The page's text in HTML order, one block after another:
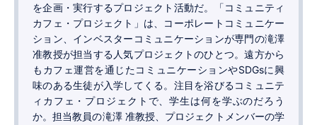
を企画・実行するプロジェクト活動だ。「コミュニティ
カフェ・プロジェクト」は、コーポレートコミュニケー
ション、インベスターコミュニケーションが専門の滝澤
准教授が担当する人気プロジェクトのひとつ。遠方から
もカフェ運営を通じたコミュニケーションやSDGsに興
味のある生徒が入学してくる。注目を浴びるコミュニテ
ィカフェ・プロジェクトで、学生は何を学ぶのだろう
か。担当教員の滝澤 准教授、プロジェクトメンバーの学